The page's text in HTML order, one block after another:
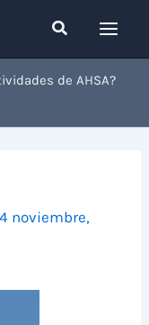
Buscar
de AHSA?
noviembre,